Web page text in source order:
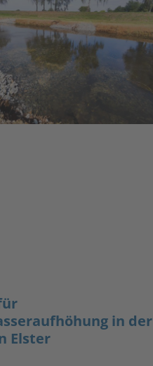
in der
Elster